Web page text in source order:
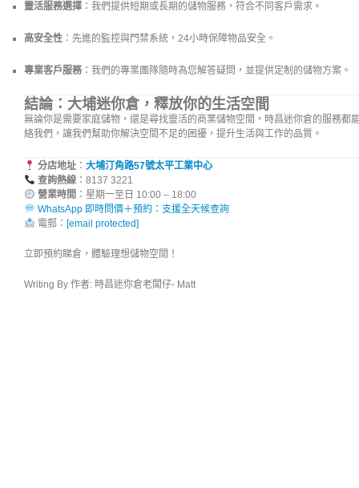
靈活服務選擇 ：我們提供短期或長期的儲物服務，符合不同客戶需求。
高安全性 ：先進的監控與門禁系統，24小時保障物品安全。
專業客戶服務 ：我們的專業團隊隨時為您解答疑問，並提供定制的儲物方案。
結論：大埔迷你倉，釋放你的生活空間
無論你是需要家庭儲物，還是尋找靈活的商業儲物空間，時昌迷你倉的服務都
絡我們，讓我們幫助你解決空間不足的困擾，提升生活與工作的品質。
分店地址： 大埔汀角路57號太平工業中心
查詢熱線：8137 3221
營業時間 ：星期一至日 10:00
WhatsApp 即時問價＋預約：支援全天候查詢
電郵： [email protected]
立即預約睇倉，體驗理想儲物空間！
Writing By 作者: 時昌迷你倉老闆仔- Matt